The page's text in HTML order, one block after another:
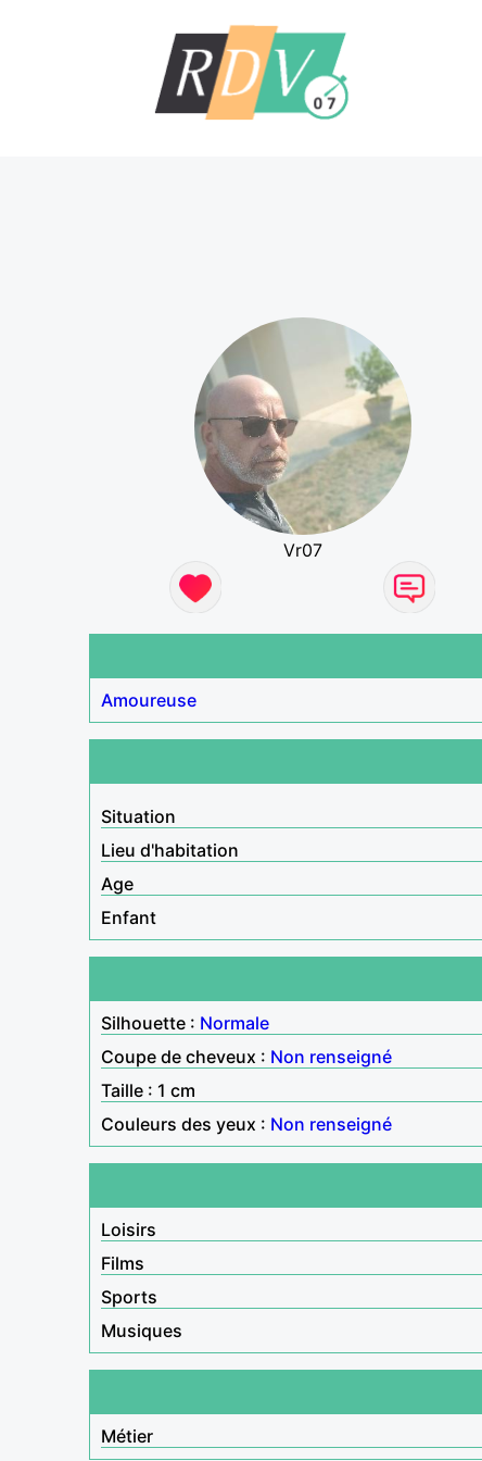
Vr07
Amoureuse
Situation
Lieu d'habitation
Age
Enfant
Silhouette : Normale
Coupe de cheveux : Non renseigné
Taille : 1 cm
Couleurs des yeux : Non renseigné
Loisirs
Films
Sports
Musiques
Métier